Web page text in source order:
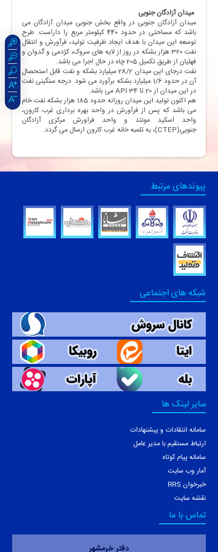
میدان آزادگان جنوبی
میدان آزادگان جنوبی در واقع بخش جنوبی میدان آزادگان می
باشد که مساحتی در حدود 440 کیلومتر مربع را داراست. طرح
توسعه این میدان با هدف ایجاد ظرفيت توليد، فرآورش و انتقال
نفت 320 هزار بشکه در روز از لایه های سروک، کژدمی و گدوان و
فهلیان از طریق تکمیل 205 چاه در حال اجرا می باشد.
نفت درجای این میدان 28/2 میلیارد بشکه و نفت قابل استحصال
آن در حدود 1/6 میلیارد بشکه برآورد می شود. درجه سنگینی نفت
در این میدان از 20 تا 34 API می باشد.
هم اکنون تولید این میدان روزانه حدود 185 هزار بشکه نفت خام
می باشد که پس از فرآورش در واحد بهره برداری غرب کارون،
واحد اسکید مونتد و واحد فراورش مرکزی آزادگان
جنوبی(CTEP)، به تلمبه خانه غرب کارون ارسال می گردد.
پیوندهای مرتبط
شبکه های اجتماعی
سایر لینک ها
سامانه انتقادات و پیشنهادات
ارتباط مستقیم با مدیر عامل
سامانه پیام کوتاه
آمار وب سایت
خبرخوان RRS
نقشه سایت
تماس با ما
دفتر خرمشهر